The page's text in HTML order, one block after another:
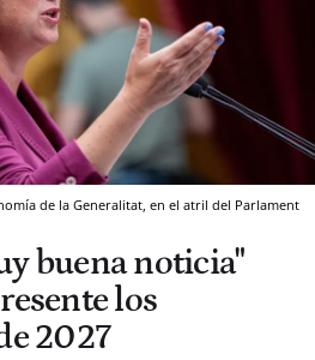
de la Generalitat, en el atril del Parlament
buena noticia"
los
2027